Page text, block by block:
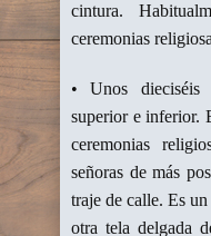
cintura.
ceremonias
• Unos
superior e inferior.
ceremonias
señoras de más
traje de calle. Es
otra tela delgada